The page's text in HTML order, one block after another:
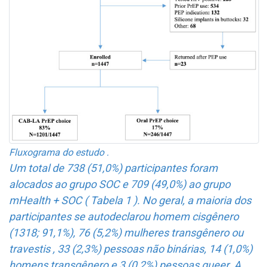
Fluxograma do estudo .
Um total de 738 (51,0%) participantes foram
alocados ao grupo SOC e 709 (49,0%) ao grupo
mHealth + SOC ( Tabela 1 ). No geral, a maioria dos
participantes se autodeclarou homem cisgênero
(1318; 91,1%), 76 (5,2%) mulheres transgênero ou
travestis , 33 (2,3%) pessoas não binárias, 14 (1,0%)